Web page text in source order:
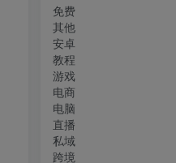
免费
其他
安卓
教程
游戏
电商
电脑
直播
私域
跨境